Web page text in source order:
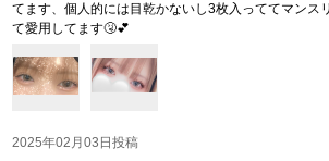
てます、個人的には目乾かないし3枚入っててマンス
て愛用してます🤧💕
2025年02月03日投稿